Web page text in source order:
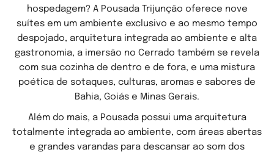
hospedagem? A Pousada Trijunção oferece nove
suítes em um ambiente exclusivo e ao mesmo tempo
despojado, arquitetura integrada ao ambiente e alta
gastronomia, a imersão no Cerrado também se revela
com sua cozinha de dentro e de fora, e uma mistura
poética de sotaques, culturas, aromas e sabores de
Bahia, Goiás e Minas Gerais.
Além do mais, a Pousada possui uma arquitetura
totalmente integrada ao ambiente, com áreas abertas
e grandes varandas para descansar ao som dos